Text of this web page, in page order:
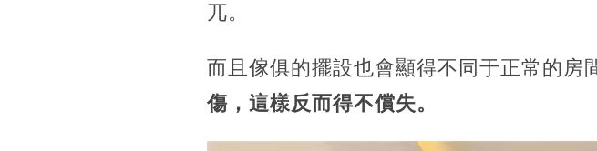
兀。
而且傢俱的擺設也會顯得不同于正常的房
傷，這樣反而得不償失。